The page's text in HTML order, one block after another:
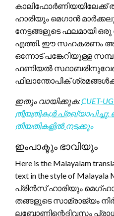
കാലിഫോർണിയയിലേക്ക്
ഹാരിയും മെഗാൻ
നേട്ടങ്ങളുടെ ഫലമായി
എത്തി. ഈ സഹകരണം
ഒന്നോട് പങ്കേറിയുള്ള
ഫണിയൽ
ഫിലാന്തോപിക്
ഇതും വായിക്കുക:CUET-
തീയതികൾ പ്രഖ്യാപിച്ചു;
തീയതികളിൽ നടക്കും
ഇംപാക്ടും ഭാവിയും
Here is the Malayalam
text in the style of Malayala
പ്രിൻസ് ഹാരിയും
തങ്ങളുടെ സാമ്രാജ്യം
ലബോണിന്റെദിവസം